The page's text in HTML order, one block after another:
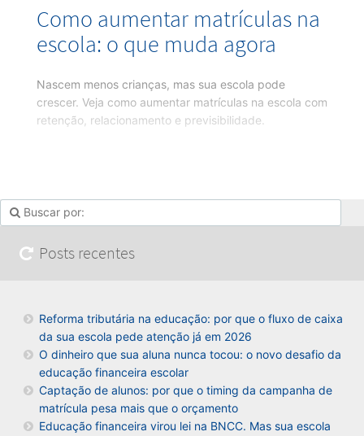
Como aumentar matrículas na
escola: o que muda agora
Nascem menos crianças, mas sua escola pode
crescer. Veja como aumentar matrículas na escola com
retenção, relacionamento e previsibilidade.
Posts recentes
Reforma tributária na educação: por que o fluxo de caixa
da sua escola pede atenção já em 2026
O dinheiro que sua aluna nunca tocou: o novo desafio da
educação financeira escolar
Captação de alunos: por que o timing da campanha de
matrícula pesa mais que o orçamento
Educação financeira virou lei na BNCC. Mas sua escola